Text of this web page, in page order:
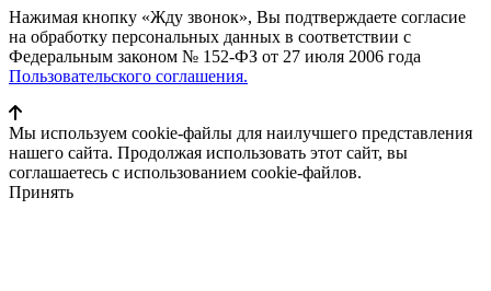
Нажимая кнопку «Жду звонок», Вы подтверждаете согласие
на обработку персональных данных в соответствии с
Федеральным законом № 152-ФЗ от 27 июля 2006 года
Пользовательского соглашения.
Мы используем cookie-файлы для наилучшего представления
нашего сайта. Продолжая использовать этот сайт, вы
соглашаетесь с использованием cookie-файлов.
Принять